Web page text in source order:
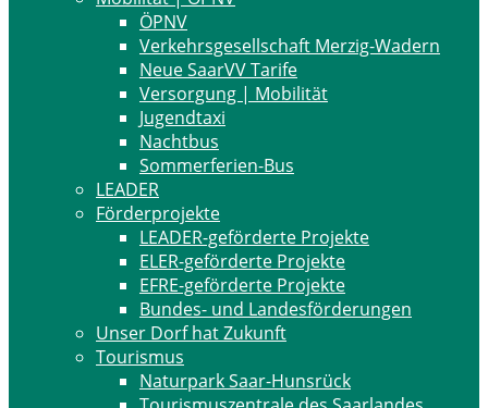
ÖPNV
Verkehrsgesellschaft Merzig-Wadern
Neue SaarVV Tarife
Versorgung | Mobilität
Jugendtaxi
Nachtbus
Sommerferien-Bus
LEADER
Förderprojekte
LEADER-geförderte Projekte
ELER-geförderte Projekte
EFRE-geförderte Projekte
Bundes- und Landesförderungen
Unser Dorf hat Zukunft
Tourismus
Naturpark Saar-Hunsrück